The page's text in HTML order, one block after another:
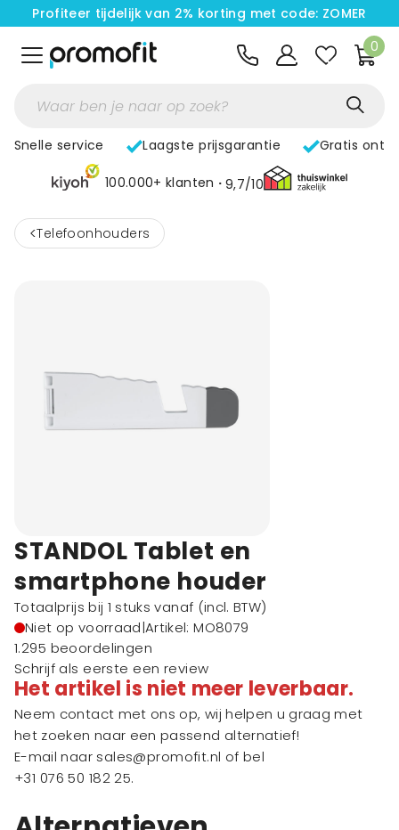
Profiteer tijdelijk van 2% korting met code: ZOMER
0
Snelle service Laagste prijsgarantie Gratis
100.000+ klanten 9,7/10
< Telefoonhouders
STANDOL Tablet en
smartphone houder
Totaalprijs bij 1 stuks vanaf (incl. BTW)
Niet op voorraad|Artikel: MO8079
1.295 beoordelingen
Schrijf als eerste een review
Het artikel is niet meer leverbaar.
Neem contact met ons op, wij helpen u graag met
het zoeken naar een passend alternatief!
E-mail naar sales@promofit.nl of bel
+31 076 50 182 25.